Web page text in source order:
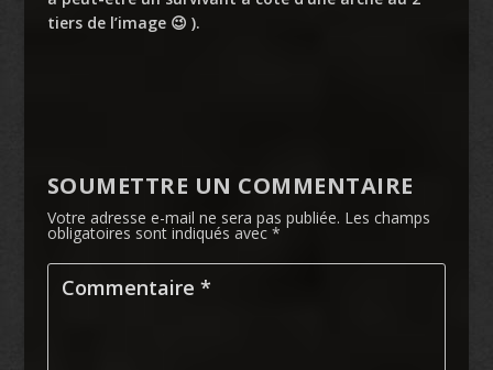
tiers de l’image 😉 ).
SOUMETTRE UN COMMENTAIRE
Votre adresse e-mail ne sera pas publiée. Les champs
obligatoires sont indiqués avec *